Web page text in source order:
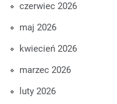
czerwiec 2026
maj 2026
kwiecień 2026
marzec 2026
luty 2026